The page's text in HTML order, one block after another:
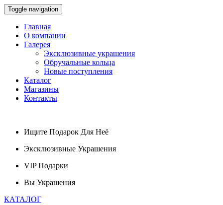
Toggle navigation
Главная
О компании
Галерея
Эксклюзивные украшения
Обручальные кольца
Новые поступления
Каталог
Магазины
Контакты
Ищите Подарок Для Неё
Эксклюзивные Украшения
VIPПодарки
Вы Украшения
КАТАЛОГ